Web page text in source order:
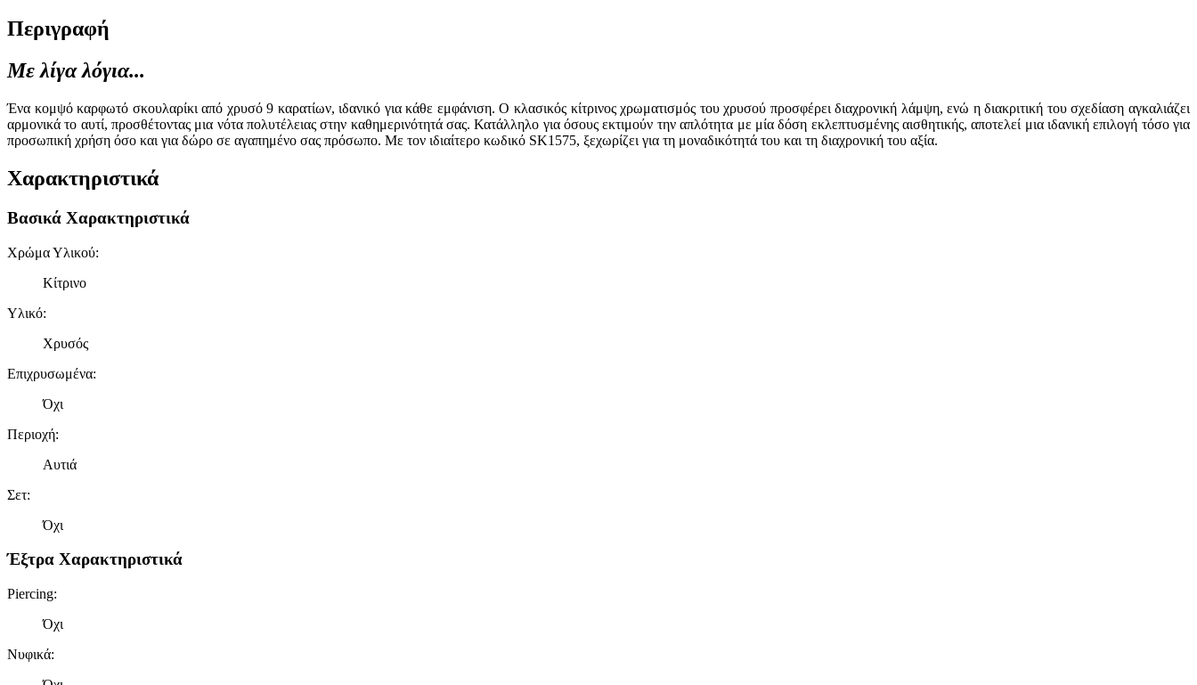
Περιγραφή
Με λίγα λόγια...
Ένα κομψό καρφωτό σκουλαρίκι από χρυσό 9 καρατίων, ιδανικό για κάθε εμφάνιση. Ο κλασικός κίτρινος χρωματισμός του χρυσού προσφέρει διαχρονική λάμψη, ενώ η διακριτική του σχεδίαση αγκαλιάζει
αρμονικά το αυτί, προσθέτοντας μια νότα πολυτέλειας στην καθημερινότητά σας. Κατάλληλο για όσους εκτιμούν την απλότητα με μία δόση εκλεπτυσμένης αισθητικής, αποτελεί μια ιδανική επιλογή τόσο για
προσωπική χρήση όσο και για δώρο σε αγαπημένο σας πρόσωπο. Με τον ιδιαίτερο κωδικό SK1575, ξεχωρίζει για τη μοναδικότητά του και τη διαχρονική του αξία.
Χαρακτηριστικά
Βασικά Χαρακτηριστικά
Χρώμα Υλικού:
Κίτρινο
Υλικό:
Χρυσός
Επιχρυσωμένα:
Όχι
Περιοχή:
Αυτιά
Σετ:
Όχι
Έξτρα Χαρακτηριστικά
Piercing:
Όχι
Νυφικά: